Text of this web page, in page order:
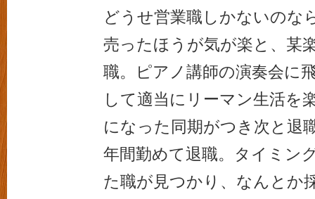
どうせ営業職しかないのな
売ったほうが気が楽と、某
職。ピアノ講師の演奏会に
して適当にリーマン生活を
になった同期がつき次と退
年間勤めて退職。タイミン
た職が見つかり、なんとか